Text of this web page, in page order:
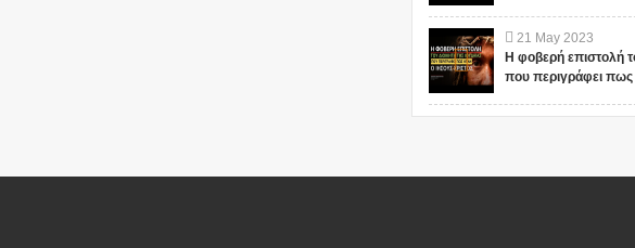
21 May 2023
Η φοβερή επιστολή
που περιγράφει πως